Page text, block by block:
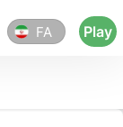
FA Play